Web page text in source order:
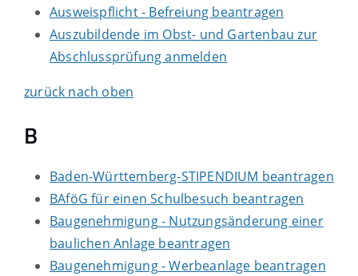
Ausweispflicht - Befreiung beantragen
Auszubildende im Obst- und Gartenbau zur
Abschlussprüfung anmelden
zurück nach oben
B
Baden-Württemberg-STIPENDIUM beantragen
BAföG für einen Schulbesuch beantragen
Baugenehmigung - Nutzungsänderung einer
baulichen Anlage beantragen
Baugenehmigung - Werbeanlage beantragen